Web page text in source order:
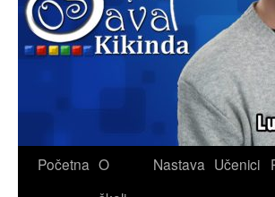
Skip
Početna O
Nastava Učenici